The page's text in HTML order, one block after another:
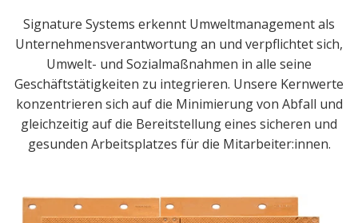
Signature Systems erkennt Umweltmanagement als
Unternehmensverantwortung an und verpflichtet sich,
Umwelt- und Sozialmaßnahmen in alle seine
Geschäftstätigkeiten zu integrieren. Unsere Kernwerte
konzentrieren sich auf die Minimierung von Abfall und
gleichzeitig auf die Bereitstellung eines sicheren und
gesunden Arbeitsplatzes für die Mitarbeiter:innen.